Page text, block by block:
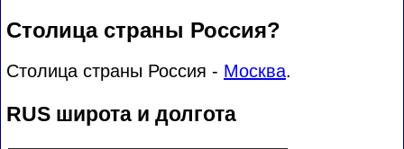
Столица страны Россия?
Столица страны Россия - Москва.
RUS широта и долгота